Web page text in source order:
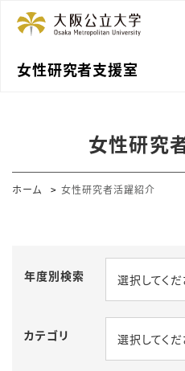
女性研究者支援室
女性研究
ホーム 女性研究者活躍紹介
年度別検索 選択してくだ
カテゴリ 選択してくだ